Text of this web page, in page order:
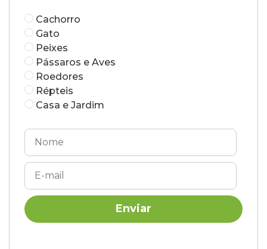
Cachorro
Gato
Peixes
Pássaros e Aves
Roedores
Répteis
Casa e Jardim